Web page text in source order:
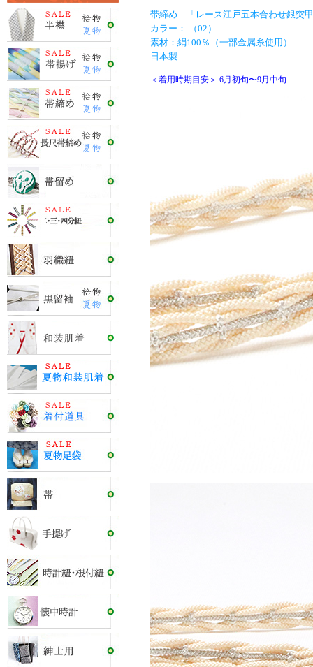
帯締め 「レース江戸五本合わせ銀突
カラー： （02）
素材：絹100％（一部金属糸使用）
日本製
＜着用時期目安＞ 6月初旬〜9月中旬